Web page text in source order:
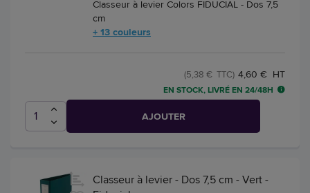
Classeur à levier Colors FIDUCIAL - Dos 7,5
cm
+ 13 couleurs
4,60 € HT
(5,38 € TTC)
EN STOCK, LIVRÉ EN 24/48H
AJOUTER
Classeur à levier - Dos 7,5 cm - Vert -